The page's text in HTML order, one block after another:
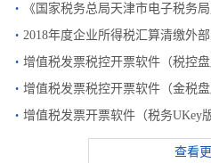
·
· 2018年度企业所得税汇算清缴外
· 增值税发票税控开票软件（税控
· 增值税发票税控开票软件（金税
· 增值税发票开票软件（税务UKey
查看